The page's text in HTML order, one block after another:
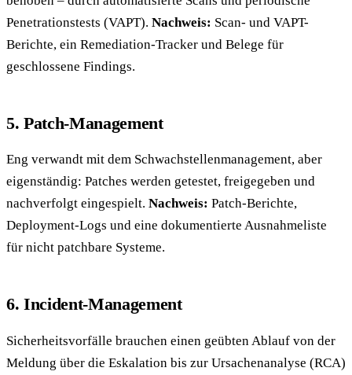
Penetrationstests (VAPT). Nachweis: Scan- und VAPT-
Berichte, ein Remediation-Tracker und Belege für
geschlossene Findings.
5. Patch-Management
Eng verwandt mit dem Schwachstellenmanagement, aber
eigenständig: Patches werden getestet, freigegeben und
nachverfolgt eingespielt. Nachweis: Patch-Berichte,
Deployment-Logs und eine dokumentierte Ausnahmeliste
für nicht patchbare Systeme.
6. Incident-Management
Sicherheitsvorfälle brauchen einen geübten Ablauf von der
Meldung über die Eskalation bis zur Ursachenanalyse (RCA)